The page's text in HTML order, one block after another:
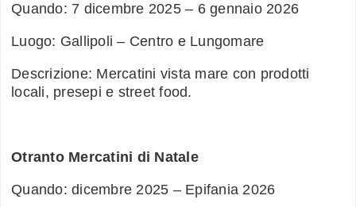
Quando: 7 dicembre 2025 – 6 gennaio 2026
Luogo: Gallipoli – Centro e Lungomare
Descrizione: Mercatini vista mare con prodotti
locali, presepi e street food.
Otranto Mercatini di Natale
Quando: dicembre 2025 – Epifania 2026